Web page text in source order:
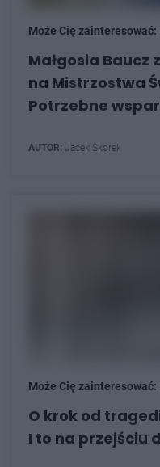
Może Cię zainteresować:
Małgosia Baucz
na Mistrzostwa
Potrzebne
AUTOR: Jacek Skorek
Może Cię zainteresować:
O krok od
I to na przejściu